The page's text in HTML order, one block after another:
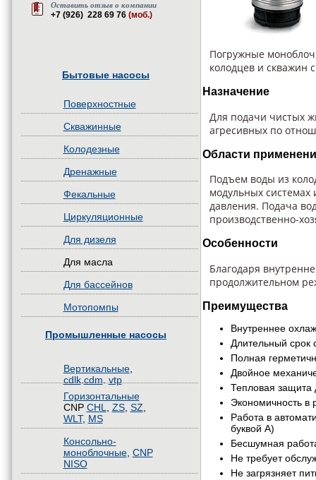
Оставить отзыв о компании
+7 (926) 228 69 76 (моб.)
Бытовые насосы
Поверхностные
Скважинные
Колодезные
Дренажные
Фекальные
Циркуляционные
Для дизеля
Для масла
Для бассейнов
Мотопомпы
Промышленные насосы
Вертикальные,
cdlk. cdm vtp
Горизонтальные
CNP CHL ZS, SZ
WLT, MS
Консольно-
моноблочные, CNP
NISO
Погружные
колодцев и
Назначение
Для подачи чистых
агресивных по
Области
Подъем воды из
модульных
давления. Подача
производственно-
Особенности
Благодаря
продолжительном
Преимущества
Внутреннее
Длительный срок
Полная
Двойное
Тепловая защита
Экономичность в
Работа в
буквой А)
Бесшумная
Не требует
Не загрязняет